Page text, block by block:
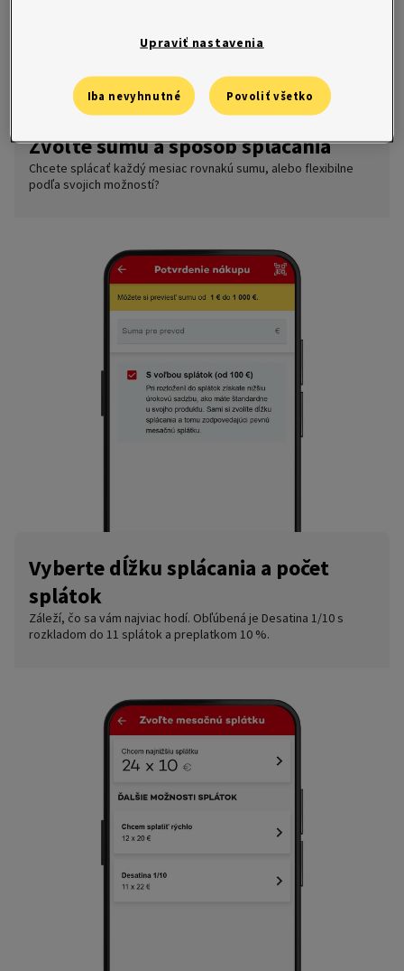
Zvoľte sumu a spôsob splácania
Chcete splácať každý mesiac rovnakú sumu, alebo flexibilne
podľa svojich možností?
Vyberte dĺžku splácania a počet
splátok
Záleží, čo sa vám najviac hodí. Obľúbená je Desatina 1/10 s
rozkladom do 11 splátok a preplatkom 10 %.
Upraviť nastavenia
Iba nevyhnutné Povoliť všetko